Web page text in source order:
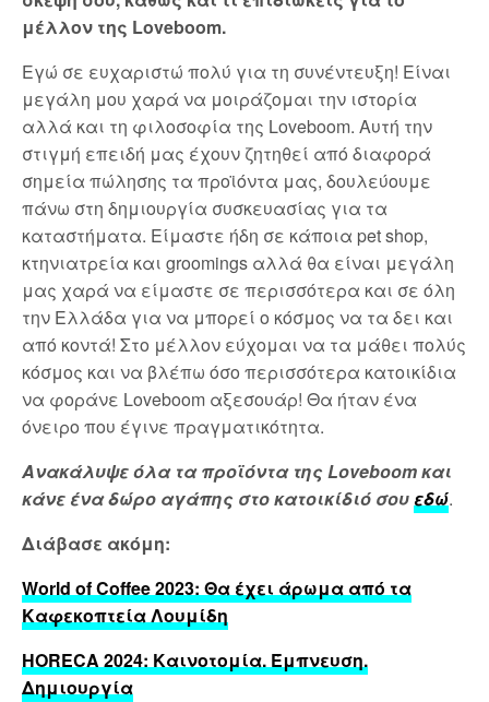
μέλλον της Loveboom.
Εγώ σε ευχαριστώ πολύ για τη συνέντευξη! Είναι
μεγάλη μου χαρά να μοιράζομαι την ιστορία
αλλά και τη φιλοσοφία της Loveboom. Αυτή την
στιγμή επειδή μας έχουν ζητηθεί από διαφορά
σημεία πώλησης τα προϊόντα μας, δουλεύουμε
πάνω στη δημιουργία συσκευασίας για τα
καταστήματα. Είμαστε ήδη σε κάποια pet shop,
κτηνιατρεία και groomings αλλά θα είναι μεγάλη
μας χαρά να είμαστε σε περισσότερα και σε όλη
την Ελλάδα για να μπορεί ο κόσμος να τα δει και
από κοντά! Στο μέλλον εύχομαι να τα μάθει πολύς
κόσμος και να βλέπω όσο περισσότερα κατοικίδια
να φοράνε Loveboom αξεσουάρ! Θα ήταν ένα
όνειρο που έγινε πραγματικότητα.
Ανακάλυψε όλα τα προϊόντα της Loveboom και
κάνε ένα δώρο αγάπης στο κατοικίδιό σου εδώ.
Διάβασε ακόμη:
World of Coffee 2023: Θα έχει άρωμα από τα
Καφεκοπτεία Λουμίδη
HORECA 2024: Καινοτομία. Έμπνευση.
Δημιουργία